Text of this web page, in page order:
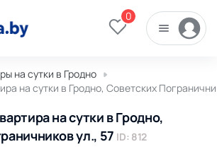
0
на сутки в Гродно
на сутки в Гродно, Советских
на сутки в Гродно,
ул., 57 ID: 812